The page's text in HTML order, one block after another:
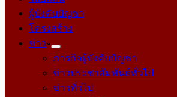
ผู้บังคับบัญชา
โครงสร้าง
ข่าว
ภารกิจผู้บังคับบัญชา
ข่าวประชาสัมพันธ์ทั่วไป
ข่าวทั่วไป